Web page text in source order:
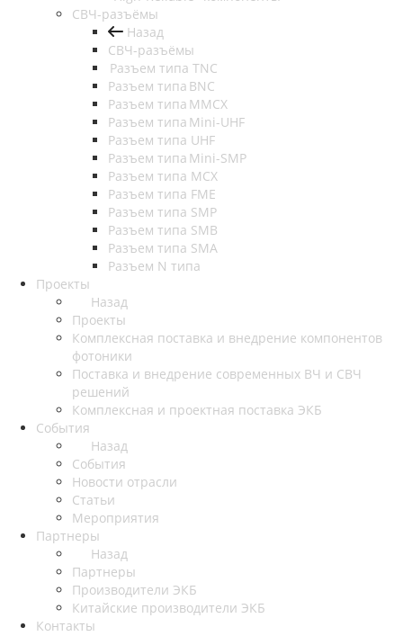
СВЧ-разъёмы
Назад
СВЧ-разъёмы
Разъем типа TNC
Разъем типа BNC
Разъем типа MMCX
Разъем типа Mini-UHF
Разъем типа UHF
Разъем типа Mini-SMP
Разъем типа MCX
Разъем типа FME
Разъем типа SMP
Разъем типа SMB
Разъем типа SMA
Разъем N типа
Проекты
Назад
Проекты
Комплексная поставка и внедрение компонентов
фотоники
Поставка и внедрение современных ВЧ и СВЧ
решений
Комплексная и проектная поставка ЭКБ
События
Назад
События
Новости отрасли
Статьи
Мероприятия
Партнеры
Назад
Партнеры
Производители ЭКБ
Китайские производители ЭКБ
Контакты